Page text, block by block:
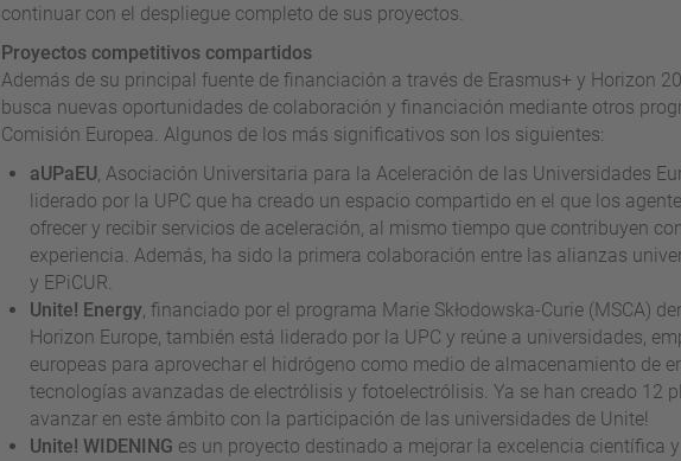
continuar con el despliegue completo de sus proyectos.
Proyectos competitivos compartidos
Además de su principal fuente de financiación a través de Erasmus+ y Horizon
busca nuevas oportunidades de colaboración y financiación mediante otros
Comisión Europea. Algunos de los más significativos son los siguientes:
aUPaEU, Asociación Universitaria para la Aceleración de las Universidades
liderado por la UPC que ha creado un espacio compartido en el que los
ofrecer y recibir servicios de aceleración, al mismo tiempo que contribuyen
experiencia. Además, ha sido la primera colaboración entre las alianzas
y EPiCUR.
Unite! Energy, financiado por el programa Marie Skłodowska-Curie (MSCA)
Horizon Europe, también está liderado por la UPC y reúne a universidades,
europeas para aprovechar el hidrógeno como medio de almacenamiento de
tecnologías avanzadas de electrólisis y fotoelectrólisis. Ya se han creado 12
avanzar en este ámbito con la participación de las universidades de Unite!
Unite! WIDENING es un proyecto destinado a mejorar la excelencia científica